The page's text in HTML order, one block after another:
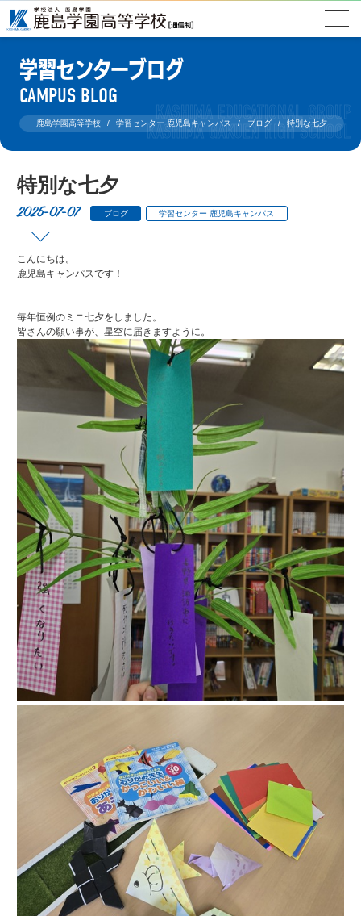
学習センターブログ
CAMPUS BLOG
鹿島学園高等学校 学習センター 鹿児島キャンパス ブログ 特別な七夕
特別な七夕
2025-07-07 ブログ 学習センター 鹿児島キャンパス
こんにちは。
鹿児島キャンパスです！
毎年恒例のミニ七夕をしました。
皆さんの願い事が、星空に届きますように。